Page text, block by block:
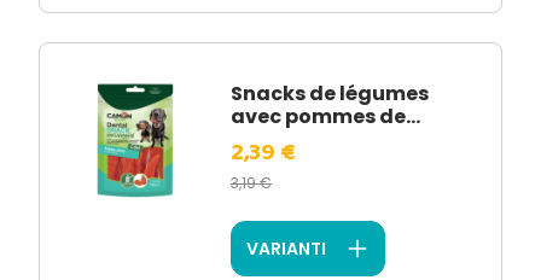
Snacks de légumes
avec pommes de...
2,39 €
3,19 €
VARIANTI